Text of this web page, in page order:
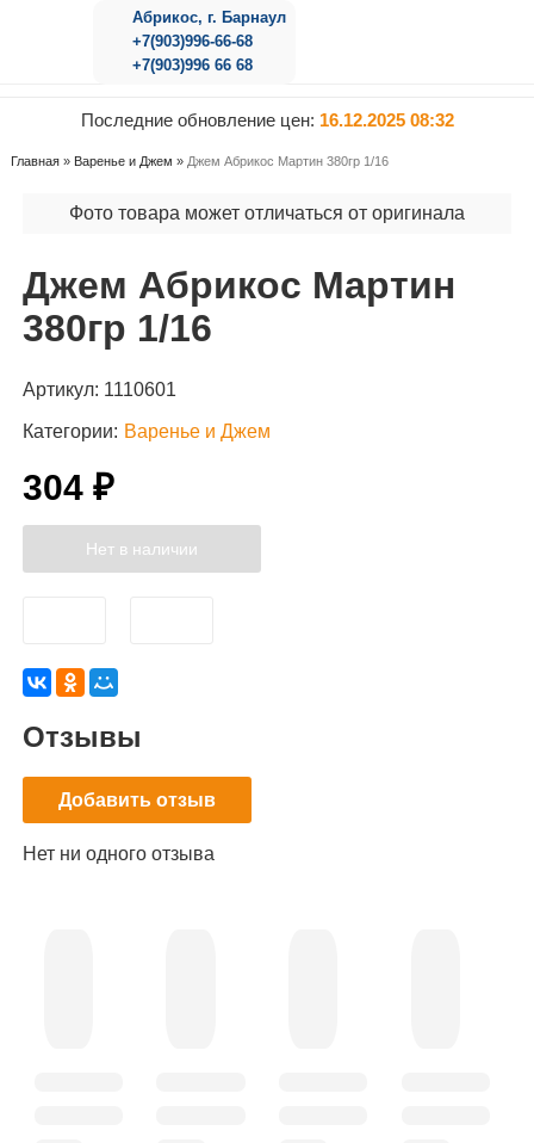
Абрикос, г. Барнаул
+7(903)996-66-68
+7(903)996 66 68
Последние обновление цен: 16.12.2025 08:32
Главная» Варенье и Джем » Джем Абрикос Мартин 380гр 1/16
Фото товара может отличаться от оригинала
Джем Абрикос Мартин
380гр 1/16
Артикул: 1110601
Категории: Варенье и Джем
304 ₽
Нет в наличии
Отзывы
Добавить отзыв
Нет ни одного отзыва